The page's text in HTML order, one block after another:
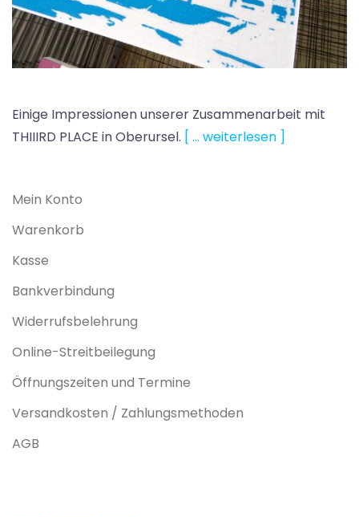
Einige Impressionen unserer Zusammenarbeit mit
THIIIRD PLACE in Oberursel. [ … weiterlesen ]
Mein Konto
Warenkorb
Kasse
Bankverbindung
Widerrufsbelehrung
Online-Streitbeilegung
Öffnungszeiten und Termine
Versandkosten / Zahlungsmethoden
AGB